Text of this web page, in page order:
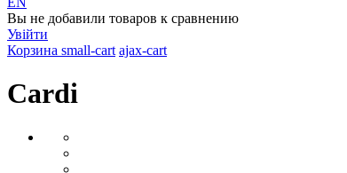
Вы не добавили товаров к сравнению
Увійти
Корзина small-cart ajax-cart
Cardi